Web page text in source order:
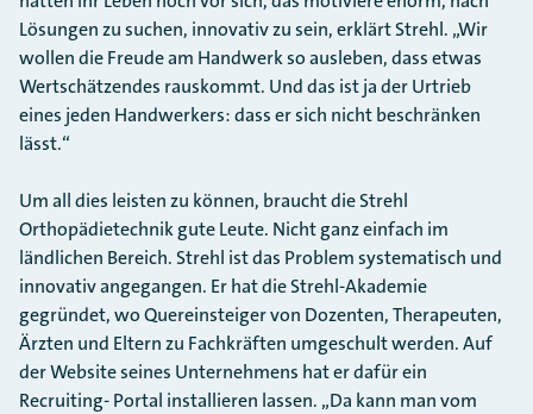
Lösungen zu suchen, innovativ zu sein, erklärt Strehl. „Wir
wollen die Freude am Handwerk so ausleben, dass etwas
Wertschätzendes rauskommt. Und das ist ja der Urtrieb
eines jeden Handwerkers: dass er sich nicht beschränken
lässt.“
Um all dies leisten zu können, braucht die Strehl
Orthopädietechnik gute Leute. Nicht ganz einfach im
ländlichen Bereich. Strehl ist das Problem systematisch und
innovativ angegangen. Er hat die Strehl-Akademie
gegründet, wo Quereinsteiger von Dozenten, Therapeuten,
Ärzten und Eltern zu Fachkräften umgeschult werden. Auf
der Website seines Unternehmens hat er dafür ein
Recruiting- Portal installieren lassen. „Da kann man vom